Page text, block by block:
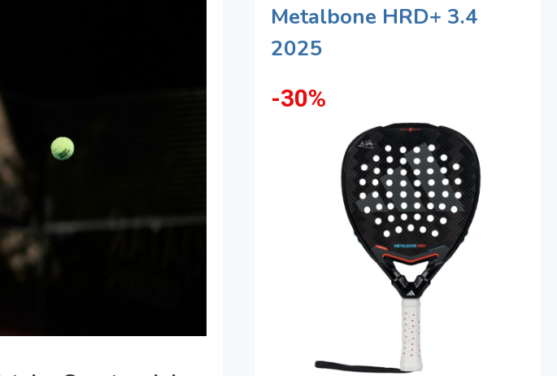
Metalbone HRD+ 3.4
2025
-30%